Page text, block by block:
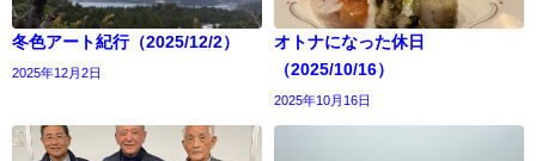
冬色アート紀行（2025/12/2）
2025年12月2日
オトナになった休日
（2025/10/16）
2025年10月16日